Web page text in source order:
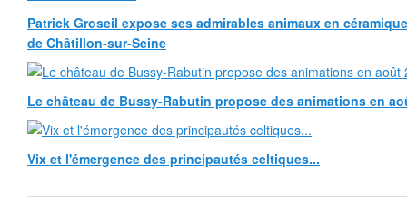
Patrick Groseil expose ses admirables animaux en
de Châtillon-sur-Seine
Le château de Bussy-Rabutin propose des animations en
Vix et l'émergence des principautés celtiques...